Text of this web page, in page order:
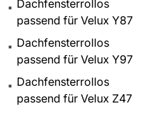
Dachfensterrollos
passend für Velux Y87
Dachfensterrollos
passend für Velux Y97
Dachfensterrollos
passend für Velux Z47